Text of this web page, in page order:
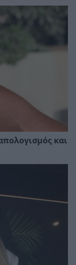
και